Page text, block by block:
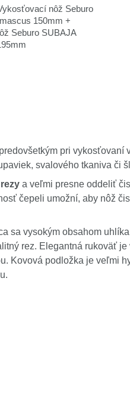
nôž Seburo
150mm +
Seburo SUBAJA
pri vykosťovaní
svalového tkaniva či
a veľmi presne oddeliť
čepeli umožní, aby nôž
sa vysokým obsahom
rez. Elegantná rukoväť je
Kovová podložka je veľmi